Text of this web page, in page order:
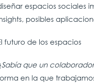
espacios sociales
posibles
futuro de los espacios
que un
en la que